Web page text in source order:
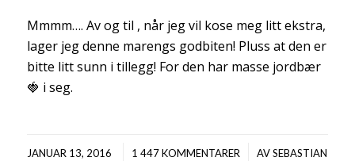
Mmmm…. Av og til , når jeg vil kose meg litt ekstra,
lager jeg denne marengs godbiten! Pluss at den er
bitte litt sunn i tillegg! For den har masse jordbær
🍓 i seg.
JANUAR 13, 2016
/ 1 447 KOMMENTARER
/ AVSEBASTIAN